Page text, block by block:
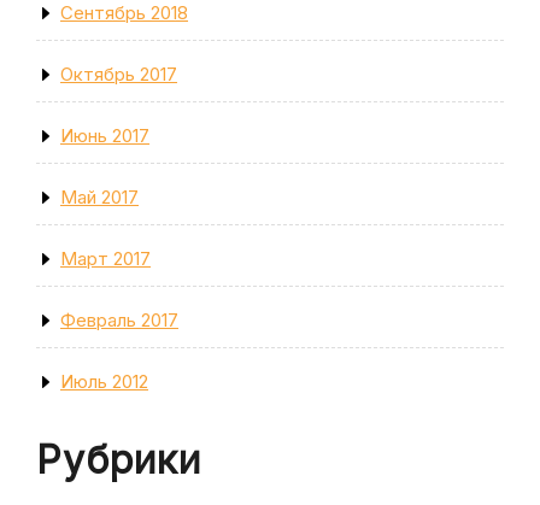
Сентябрь 2018
Октябрь 2017
Июнь 2017
Май 2017
Март 2017
Февраль 2017
Июль 2012
Рубрики